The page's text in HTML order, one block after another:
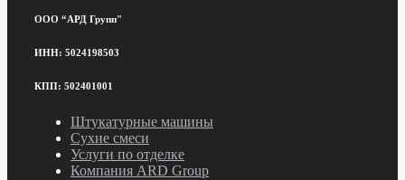
ООО “АРД Групп"
ИНН: 5024198503
КПП: 502401001
Штукатурные машины
Сухие смеси
Услуги по отделке
Компания ARD Group